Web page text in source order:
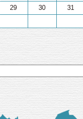
29 30 31